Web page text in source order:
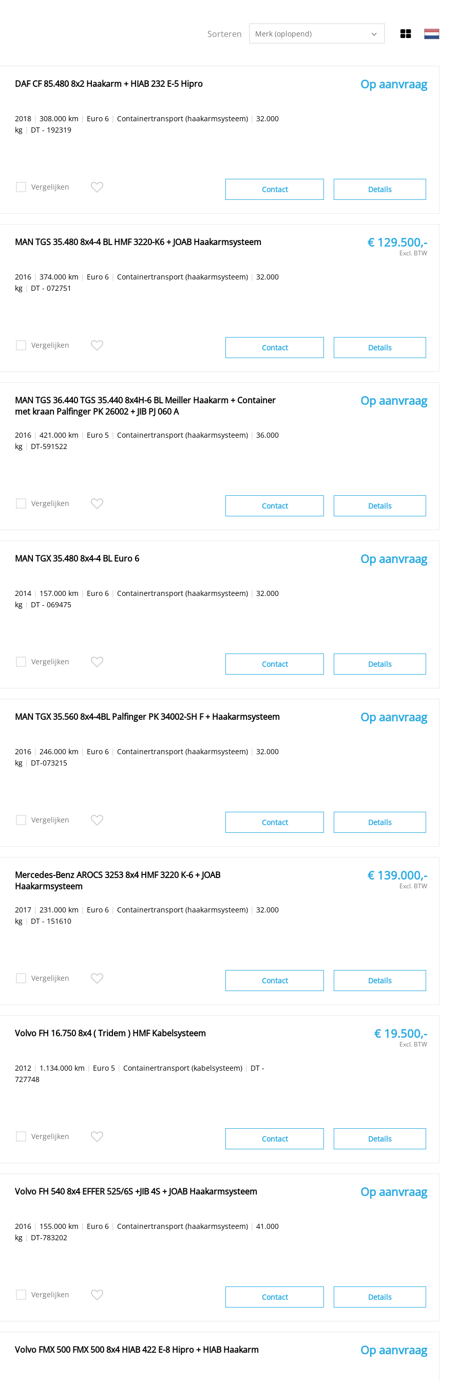
Sorteren Merk (oplopend)
DAF CF 85.480 8x2 Haakarm + HIAB 232 E-5 Hipro
2018 |308.000 km | Euro 6 |Containertransport (haakarmsysteem) |32.000
kg | DT - 192319
Op aanvraag
Vergelijken Details
Contact
MAN TGS 35.480 8x4-4 BL HMF 3220-K6 + JOAB Haakarmsysteem
2016 |374.000 km | Euro 6 |Containertransport (haakarmsysteem) |32.000
kg | DT - 072751
€ 129.500,-
Excl. BTW
Vergelijken Details
Contact
MAN TGS 36.440 TGS 35.440 8x4H-6 BL Meiller Haakarm + Container
met kraan Palfinger PK 26002 + JIB PJ 060 A
2016 |421.000 km | Euro 5 |Containertransport (haakarmsysteem) |36.000
kg | DT-591522
Op aanvraag
Vergelijken Details
Contact
MAN TGX 35.480 8x4-4 BL Euro 6
2014 | 157.000 km | Euro 6 |Containertransport (haakarmsysteem) |32.000
kg | DT - 069475
Op aanvraag
Vergelijken Details
Contact
MAN TGX 35.560 8x4-4BL Palfinger PK 34002-SH F + Haakarmsysteem
2016 |246.000 km | Euro 6 |Containertransport (haakarmsysteem) |32.000
kg | DT-073215
Op aanvraag
Vergelijken Details
Contact
Mercedes-Benz AROCS 3253 8x4 HMF 3220 K-6 + JOAB
Haakarmsysteem
2017 |231.000 km | Euro 6 |Containertransport (haakarmsysteem) |32.000
kg | DT - 151610
€ 139.000,-
Excl. BTW
Vergelijken Details
Contact
Volvo FH 16.750 8x4 ( Tridem ) HMF Kabelsysteem
2012 | 1.134.000 km | Euro 5 |Containertransport (kabelsysteem) | DT -
727748
€ 19.500,-
Excl. BTW
Vergelijken Details
Contact
Volvo FH 540 8x4 EFFER 525/6S +JIB 4S + JOAB Haakarmsysteem
2016 | 155.000 km | Euro 6 |Containertransport (haakarmsysteem) |41.000
kg | DT-783202
Op aanvraag
Vergelijken Details
Contact
Volvo FMX 500 FMX 500 8x4 HIAB 422 E-8 Hipro + HIAB Haakarm Op aanvraag